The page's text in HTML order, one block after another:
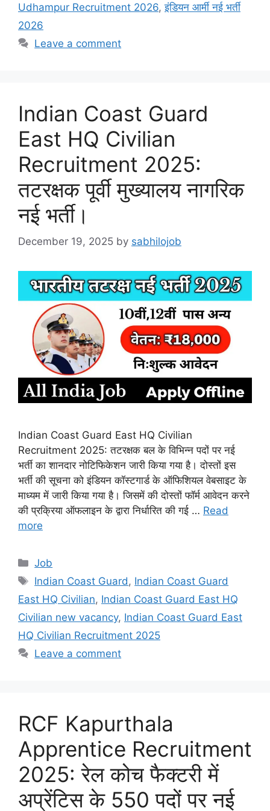
Udhampur Recruitment 2026,इंडियन आर्मी नई भर्ती
2026
Leave a comment
Indian Coast Guard
East HQ Civilian
Recruitment 2025:
तटरक्षक पूर्वी मुख्यालय नागरिक
नई भर्ती।
December 19, 2025 by sabhilojob
Indian Coast Guard East HQ Civilian
Recruitment 2025: तटरक्षक बल के विभिन्न पदों पर नई
भर्ती का शानदार नोटिफिकेशन जारी किया गया है। दोस्तों इस
भर्ती की सूचना को इंडियन कॉस्टगार्ड के ऑफिशियल वेबसाइट के
माध्यम में जारी किया गया है। जिसमें की दोस्तों फॉर्म आवेदन करने
की प्रक्रिया ऑफलाइन के द्वारा निर्धारित की गई … Read
more
Categories
Job
Tags
Indian Coast Guard , Indian Coast Guard
East HQ Civilian, Indian Coast Guard East HQ
Civilian new vacancy, Indian Coast Guard East
HQ Civilian Recruitment 2025
Leave a comment
RCF Kapurthala
Apprentice Recruitment
2025: रेल कोच फैक्टरी में
अप्रेंटिस के 550 पदों पर नई